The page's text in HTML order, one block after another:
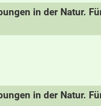
in der Natur.
in der Natur.